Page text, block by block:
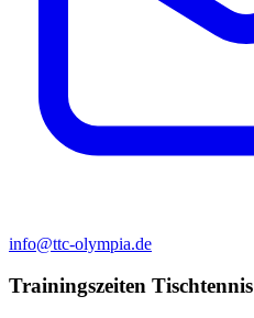
info@ttc-olympia.de
Trainingszeiten Tischtennis